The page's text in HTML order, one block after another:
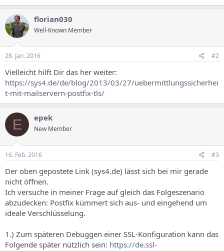
florian030
Well-Known Member
28. Jan. 2016 #2
Vielleicht hilft Dir das her weiter:
https://sys4.de/de/blog/2013/03/27/uebermittlungssicherhei
t-mit-mailservern-postfix-tls/
E epek
New Member
16. Feb. 2016 #3
Der oben gepostete Link (sys4.de) lässt sich bei mir gerade
nicht öffnen.
Ich versuche in meiner Frage auf gleich das Folgeszenario
abzudecken: Postfix kümmert sich aus- und eingehend um
ideale Verschlüsselung.
1.) Zum späteren Debuggen einer SSL-Konfiguration kann das
Folgende später nützlich sein: https://de.ssl-